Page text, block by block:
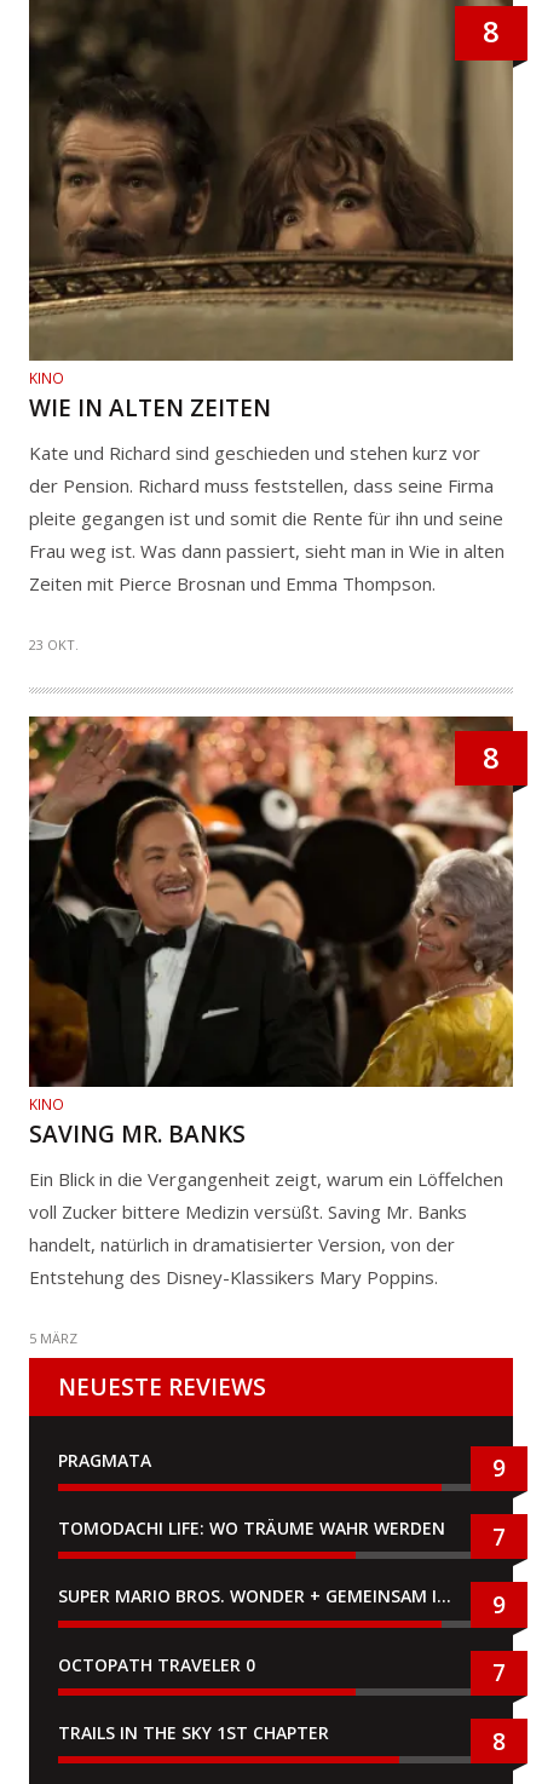
8
KINO
WIE IN ALTEN ZEITEN
Kate und Richard sind geschieden und stehen kurz vor
der Pension. Richard muss feststellen, dass seine Firma
pleite gegangen ist und somit die Rente für ihn und seine
Frau weg ist. Was dann passiert, sieht man in Wie in alten
Zeiten mit Pierce Brosnan und Emma Thompson.
23 OKT.
8
KINO
SAVING MR. BANKS
Ein Blick in die Vergangenheit zeigt, warum ein Löffelchen
voll Zucker bittere Medizin versüßt. Saving Mr. Banks
handelt, natürlich in dramatisierter Version, von der
Entstehung des Disney-Klassikers Mary Poppins.
5 MÄRZ
NEUESTE REVIEWS
PRAGMATA 9
TOMODACHI LIFE: WO TRÄUME WAHR WERDEN 7
SUPER MARIO BROS. WONDER + GEMEINSAM IM BELLABEL-PARK 9
OCTOPATH TRAVELER 0 7
TRAILS IN THE SKY 1ST CHAPTER 8